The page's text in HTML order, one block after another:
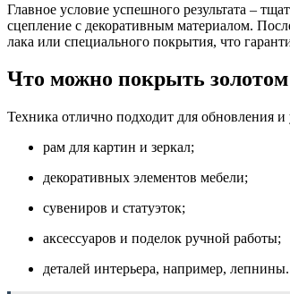
Главное условие успешного результата –
сцепление с декоративным материалом.
лака или специального покрытия, что
Что можно покрыть
Техника отлично подходит для обновления
рам для картин и зеркал;
декоративных элементов мебели;
сувениров и статуэток;
аксессуаров и поделок ручной работы;
деталей интерьера, например, лепнины.